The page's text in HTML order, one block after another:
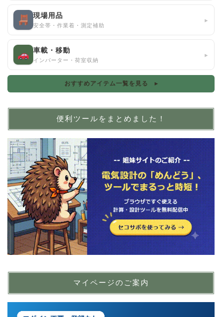
現場用品
安全帯・作業着・測定補助
▸
車載・移動
インバーター・荷室収納
▸
おすすめアイテム一覧を見る ▸
便利ツールをまとめました！
マイページのご案内